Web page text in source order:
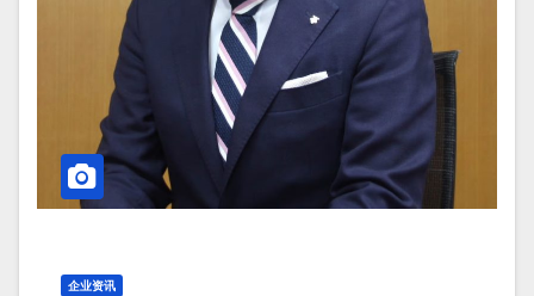
企业资讯